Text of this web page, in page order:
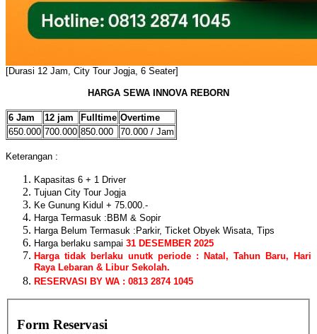
[Durasi 12 Jam, City Tour Jogja, 6 Seater]
HARGA SEWA INNOVA REBORN
6 Jam 12 jam Fulltime Overtime
650.000 700.000 850.000 70.000 / Jam
Keterangan :
Kapasitas 6 + 1 Driver
Tujuan City Tour Jogja
Ke Gunung Kidul + 75.000.-
Harga Termasuk :BBM & Sopir
Harga Belum Termasuk :Parkir, Ticket Obyek Wisata, Tips
Harga berlaku sampai 31 DESEMBER 2025
Harga tidak berlaku unutk periode : Natal, Tahun Baru, Hari
Raya Lebaran & Libur Sekolah.
RESERVASI BY WA : 0813 2874 1045
Form Reservasi